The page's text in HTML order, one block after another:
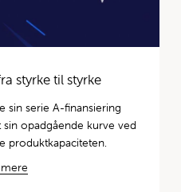
styrke til styrke
sin serie A-finansiering
opadgående kurve ved
produktkapaciteten.